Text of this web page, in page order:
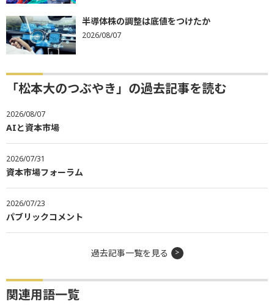
半導体株の調整は底値をつけたか
2026/08/07
「松本大のつぶやき」の過去記事を読む
2026/08/07
AIと資本市場
2026/07/31
資本市場フォーラム
2026/07/23
パブリックコメント
過去記事一覧を見る
関連用語一覧